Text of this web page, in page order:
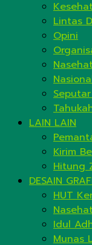
Lintas
Opini
LAIN LAIN
Kirim
Hitung
DESAIN
HUT
Idul
Munas